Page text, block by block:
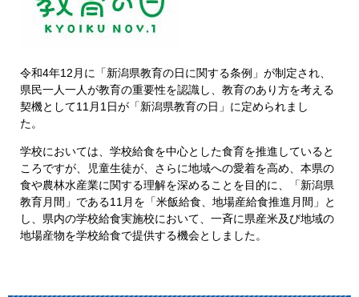
令和4年12月に「新潟県教育の日に関する条例」が制定され、
県民一人一人が教育の重要性を認識し、教育のあり方を考える
契機として11月1日が「新潟県教育の日」に定められまし
た。
学校においては、学校給食を中心とした食育を推進していると
ころですが、児童生徒が、さらに地域への愛着を高め、本県の
食や農林水産業に関する理解を深めることを目的に、「新潟県
教育月間」である11月を「米飯給食、地場産給食推進月間」と
し、県内の学校給食実施校において、一斉に県産米及び地域の
地場産物を学校給食で提供する機会としました。